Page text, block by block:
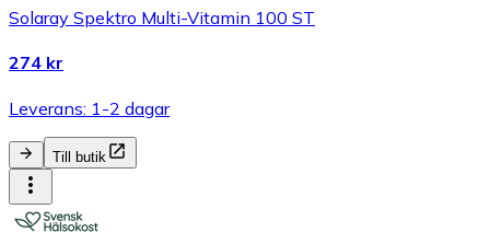
Solaray Spektro Multi-Vitamin 100 ST
274 kr
Leverans: 1-2 dagar
Till butik